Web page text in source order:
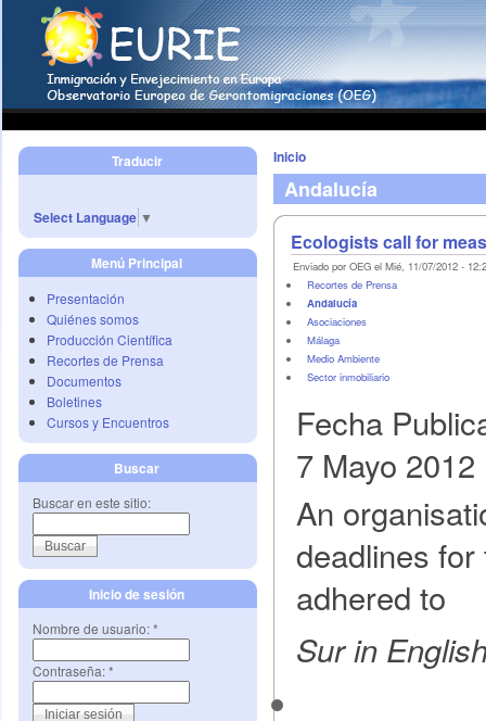
Traducir
Select Language ▼
Menú Principal
Presentación
Quiénes somos
Producción Científica
Recortes de Prensa
Documentos
Boletines
Cursos y Encuentros
Buscar
Buscar en este sitio:
Inicio de sesión
Nombre de usuario:*
Contraseña:*
Inicio
Andalucía
Ecologists call for
Enviado por OEG el Mié, 11/07/2012 -
Recortes de Prensa
Andalucía
Asociaciones
Málaga
Medio Ambiente
Sector inmobiliario
Fecha
7 Mayo 2012
An
deadlines for
adhered to
Sur in